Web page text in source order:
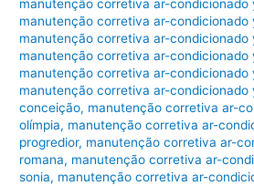
manutenção corretiva ar-condicionado
manutenção corretiva ar-condicionado
manutenção corretiva ar-condicionado
manutenção corretiva ar-condicionado
manutenção corretiva ar-condicionado
manutenção corretiva ar-condicionado
conceição, manutenção corretiva ar-
olímpia, manutenção corretiva ar-
progredior, manutenção corretiva ar-
romana, manutenção corretiva ar-
sonia, manutenção corretiva ar-